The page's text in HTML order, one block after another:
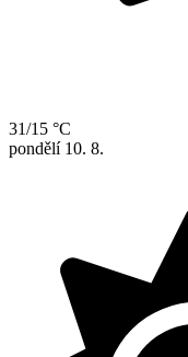
31/15 °C
pondělí 10. 8.